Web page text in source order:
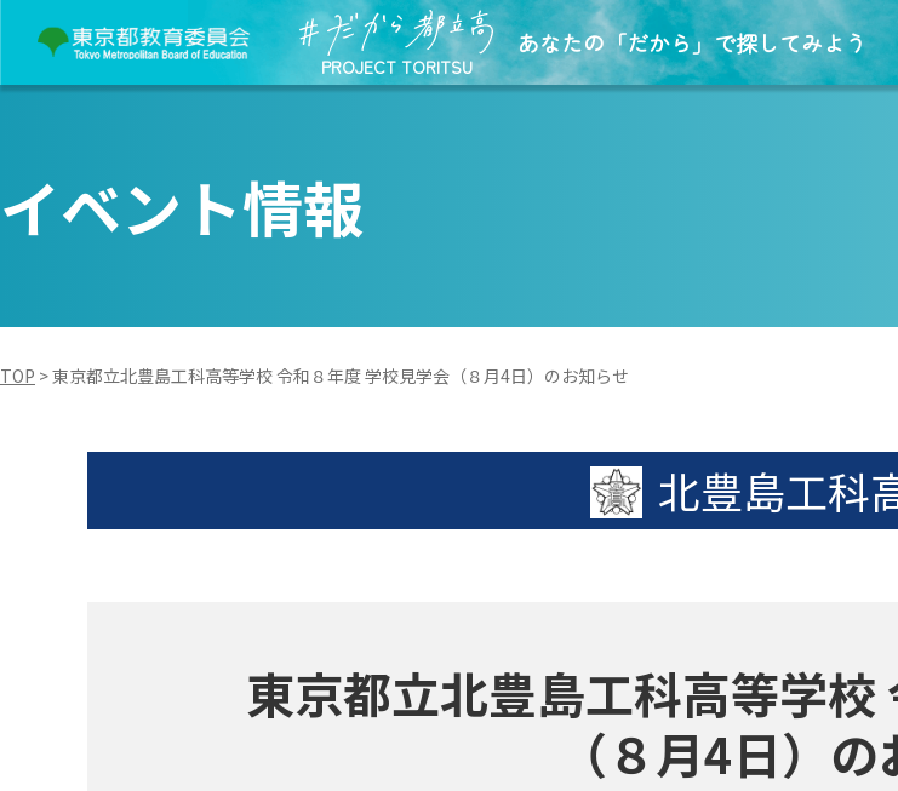
PROJECT TORITSU
あなたの「だから」で探してみよう
イベント情報
TOP >東京都立北豊島工科高等学校 令和８年度 学校見学会（８月4日）のお知らせ
北豊島工科
東京都立北豊島工科高等学
（８月4日）